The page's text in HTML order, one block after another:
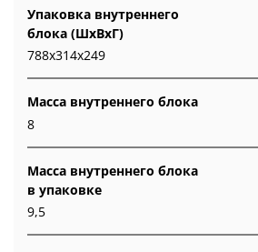
Упаковка внутреннего
блока (ШхВхГ)
788х314х249
Масса внутреннего блока
8
Масса внутреннего блока
в упаковке
9,5